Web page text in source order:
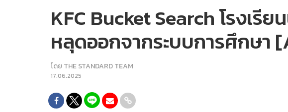
KFC Bucket Search โรงเรี
หลุดออกจากระบบการศึกษา
โดย THE STANDARD TEAM
17.06.2025